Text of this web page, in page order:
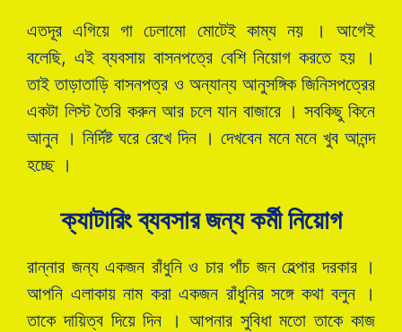
এতদূর এগিয়ে গা ঢেলামো মোটেই কাম্য নয় । আগেই
বলেছি, এই ব্যবসায় বাসনপত্রে বেশি নিয়োগ করতে হয় ।
তাই তাড়াতাড়ি বাসনপত্র ও অন্যান্য আনুসঙ্গিক জিনিসপত্রের
একটা লিস্ট তৈরি করুন আর চলে যান বাজারে । সবকিছু কিনে
আনুন । নির্দিষ্ট ঘরে রেখে দিন । দেখবেন মনে মনে খুব আনন্দ
হচ্ছে ।
ক্যাটারিং ব্যবসার জন্য কর্মী নিয়োগ
রান্নার জন্য একজন রাঁধুনি ও চার পাঁচ জন হেল্পার দরকার ।
আপনি এলাকায় নাম করা একজন রাঁধুনির সঙ্গে কথা বলুন ।
তাকে দায়িত্ব দিয়ে দিন । আপনার সুবিধা মতো তাকে কাজ